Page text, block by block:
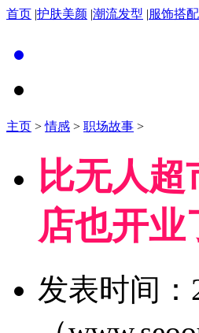
首页 |护肤美颜 |潮流发型 |服饰搭配
主页 >情感 > 职场故事 >
比无人
店也开业
发表时间：